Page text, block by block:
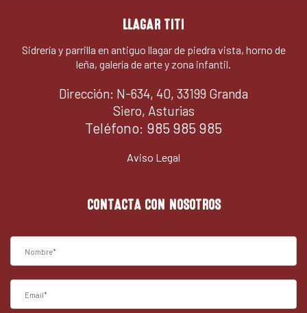
LLAGAR TITI
Sidrería y parrilla en antiguo llagar de piedra vista, horno de
leña, galería de arte y zona infantil.
Dirección: N-634, 40, 33199 Granda
Siero, Asturias
Teléfono: 985 985 985
Aviso Legal
CONTACTA CON NOSOTROS